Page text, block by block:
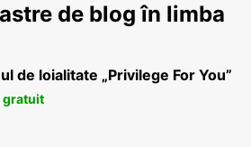
de blog în limba
de loialitate „Privilege For You”
gratuit